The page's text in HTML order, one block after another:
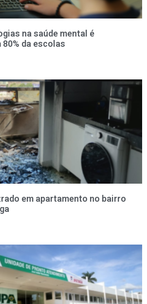
na saúde mental é
da escolas
em apartamento no bairro